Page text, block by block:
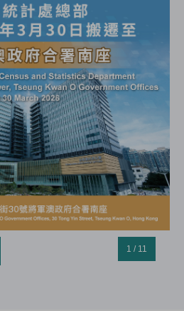
1 / 11